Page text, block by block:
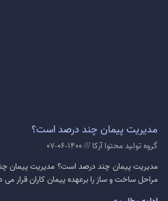
مدیریت پیمان چند درصد است؟
گروه تولید محتوا آرکا
مدیریت پیمان چند درصد است؟ مدیریت پیمان
مراحل ساخت و ساز را برعهده پیمان کاران قرار می